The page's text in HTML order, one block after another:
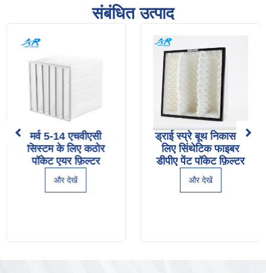
संबंधित उत्पाद
मर्व 5-14 एचवीएसी
सिस्टम के लिए कठोर
पॉकेट एयर फ़िल्टर
और देखें
ड्राई स्प्रे बूथ निकास के
लिए सिंथेटिक फाइबर
डीपीए पेंट पॉकेट फ़िल्टर
और देखें